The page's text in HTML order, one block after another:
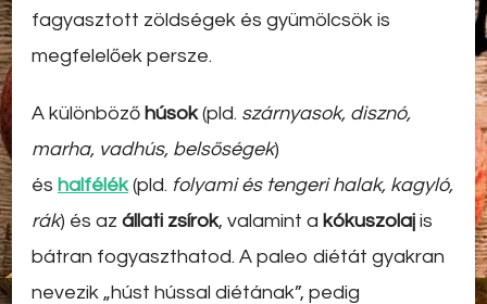
fagyasztott zöldségek és gyümölcsök is
megfelelőek persze.
A különböző húsok(pld. szárnyasok, disznó,
marha, vadhús, belsőségek)
és halfélék(pld. folyami és tengeri halak, kagyló,
rák) és az állati zsírok, valamint a kókuszolaj is
bátran fogyaszthatod. A paleo diétát gyakran
nevezik „húst hússal diétának”, pedig